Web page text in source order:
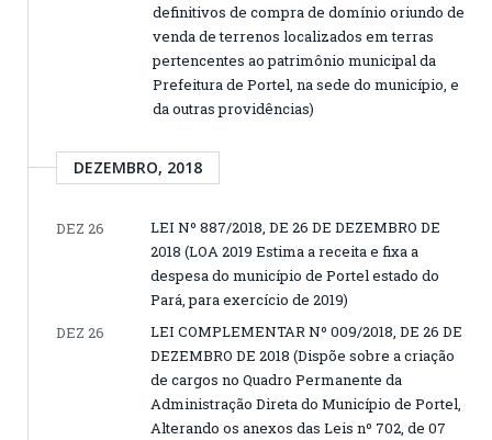
definitivos de compra de domínio oriundo de
venda de terrenos localizados em terras
pertencentes ao patrimônio municipal da
Prefeitura de Portel, na sede do município, e
da outras providências)
DEZEMBRO, 2018
DEZ 26
LEI Nº 887/2018, DE 26 DE DEZEMBRO DE
2018 (LOA 2019 Estima a receita e fixa a
despesa do município de Portel estado do
Pará, para exercício de 2019)
DEZ 26
LEI COMPLEMENTAR Nº 009/2018, DE 26 DE
DEZEMBRO DE 2018 (Dispõe sobre a criação
de cargos no Quadro Permanente da
Administração Direta do Município de Portel,
Alterando os anexos das Leis nº 702, de 07